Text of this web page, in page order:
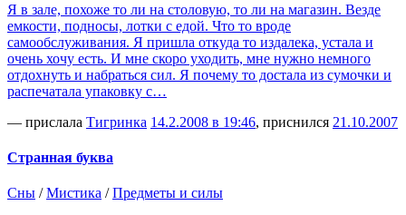
Я в зале, похоже то ли на столовую, то ли на магазин. Везде
емкости, подносы, лотки с едой. Что то вроде
самообслуживания. Я пришла откуда то издалека, устала и
очень хочу есть. И мне скоро уходить, мне нужно немного
отдохнуть и набраться сил. Я почему то достала из сумочки и
распечатала упаковку с…
— прислала Тигринка 14.2.2008 в 19:46, приснился 21.10.2007
Странная буква
Сны /Мистика /Предметы и силы